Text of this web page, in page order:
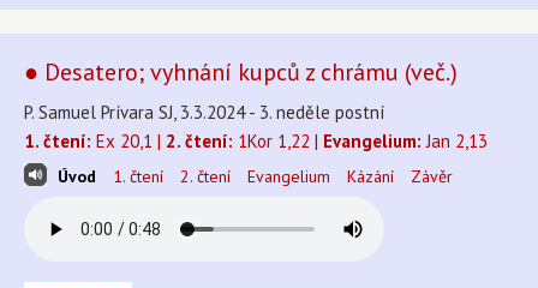
● Desatero; vyhnání kupců z chrámu (več.)
P. Samuel Prívara SJ, 3.3.2024 - 3. neděle postní
1. čtení: Ex 20,1 | 2. čtení: 1Kor 1,22 | Evangelium: Jan 2,13
Úvod 1. čtení 2. čtení Evangelium Kázání Závěr